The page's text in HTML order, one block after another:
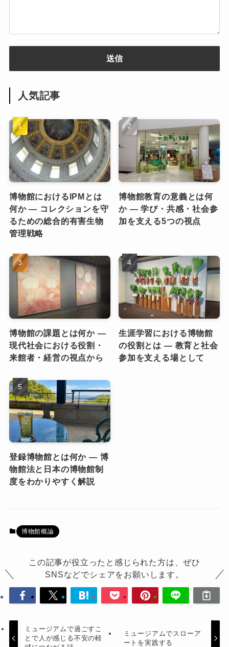
送信
人気記事
博物館におけるIPMとは
何か ― コレクションを守
るための総合的有害生物
管理戦略
博物館教育の意義とは何
か ― 学び・共感・社会参
加を支える5つの視点
博物館の課題とは何か ―
現代社会における役割・
来館者・経営の視点から
生涯学習における博物館
の役割とは ― 教育と社会
参加を支える場として
登録博物館とは何か ― 博
物館法と日本の博物館制
度をわかりやすく解説
博物館概論
この記事が役立ったと感じられた方は、ぜひ
SNSなどでシェアをお願いします。
ミュージアムで過ごすこ
とで人が感じる不安の軽
ミュージアムでスローア
ートを実践する